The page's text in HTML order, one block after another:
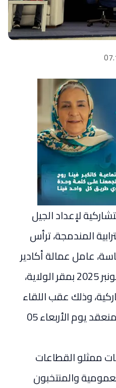
لإعداد الجيل
المندمجة، ترأس
عامل عمالة أكادير
إداوتنان، يوم الجمعة 07 نونبر 2025 بمقر الولاية،
وذلك عقب اللقاء
التشاوري واسع النطاق المنعقد يوم الأربعاء 05
ممثلو القطاعات
والمنتخبون